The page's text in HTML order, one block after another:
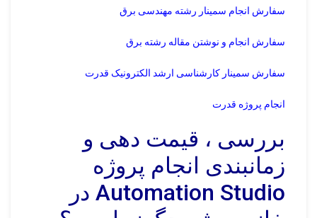
سفارش انجام سمینار رشته مهندسی برق
سفارش انجام و نوشتن مقاله رشته برق
سفارش سمینار کارشناسی ارشد الکترونیک قدرت
انجام پروژه قدرت
بررسی ، قیمت دهی و
زمانبندی انجام پروژه
Automation Studio در